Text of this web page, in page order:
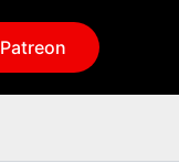
Patreon